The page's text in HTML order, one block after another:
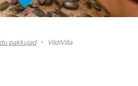
pakkujad VildiVilla